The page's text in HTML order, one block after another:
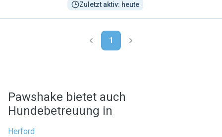
Zuletzt aktiv: heute
1
Pawshake bietet auch
Hundebetreuung in
Herford